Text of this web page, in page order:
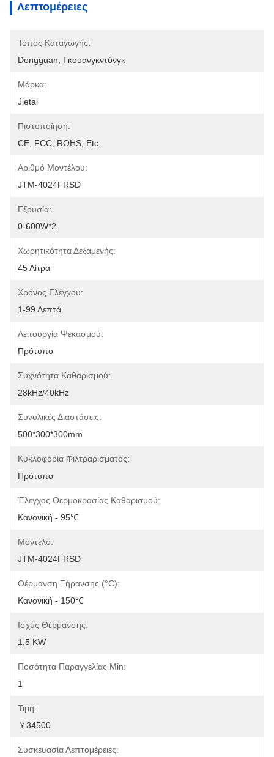
Λεπτομέρειες
Τόπος Καταγωγής:
Dongguan, Γκουανγκντόνγκ
Μάρκα:
Jietai
Πιστοποίηση:
CE, FCC, ROHS, Etc.
Αριθμό Μοντέλου:
JTM-4024FRSD
Εξουσία:
0-600W*2
Χωρητικότητα Δεξαμενής:
45 Λίτρα
Χρόνος Ελέγχου:
1-99 Λεπτά
Λειτουργία Ψεκασμού:
Πρότυπο
Συχνότητα Καθαρισμού:
28kHz/40kHz
Συνολικές Διαστάσεις:
500*300*300mm
Κυκλοφορία Φιλτραρίσματος:
Πρότυπο
Έλεγχος Θερμοκρασίας Καθαρισμού:
Κανονική - 95℃
Μοντέλο:
JTM-4024FRSD
Θέρμανση Ξήρανσης (°C):
Κανονική - 150℃
Ισχύς Θέρμανσης:
1,5 KW
Ποσότητα Παραγγελίας Min:
1
Τιμή:
￥34500
Συσκευασία Λεπτομέρειες: